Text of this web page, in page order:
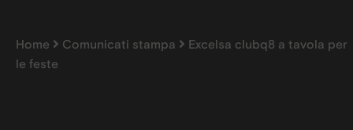
Home Comunicati stampa
Excelsa clubq8 a tavola per
le feste